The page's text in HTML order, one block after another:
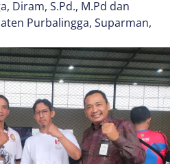
Diram, S.Pd., M.Pd dan
Purbalingga, Suparman,